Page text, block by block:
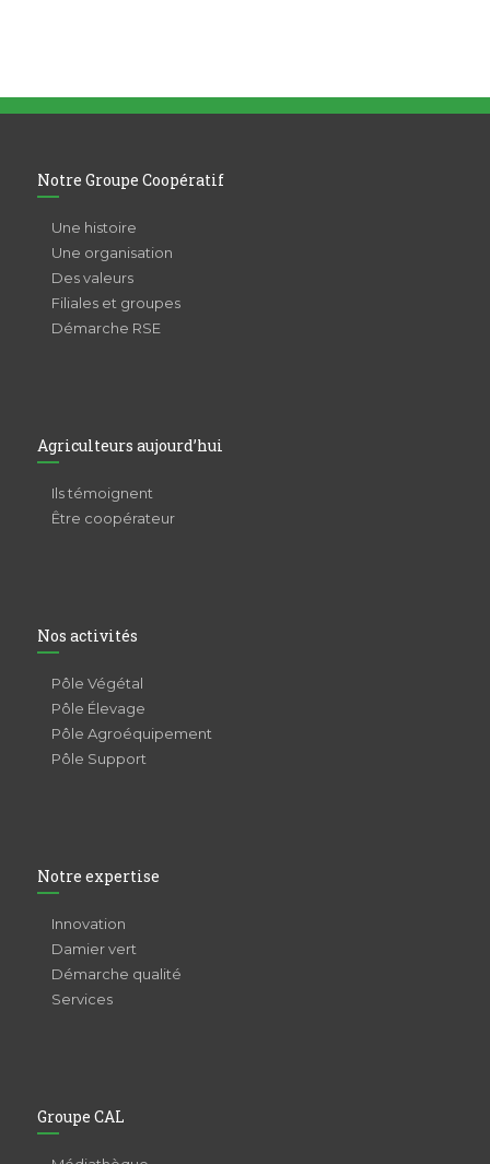
Notre Groupe Coopératif
Une histoire
Une organisation
Des valeurs
Filiales et groupes
Démarche RSE
Agriculteurs aujourd’hui
Ils témoignent
Être coopérateur
Nos activités
Pôle Végétal
Pôle Élevage
Pôle Agroéquipement
Pôle Support
Notre expertise
Innovation
Damier vert
Démarche qualité
Services
Groupe CAL